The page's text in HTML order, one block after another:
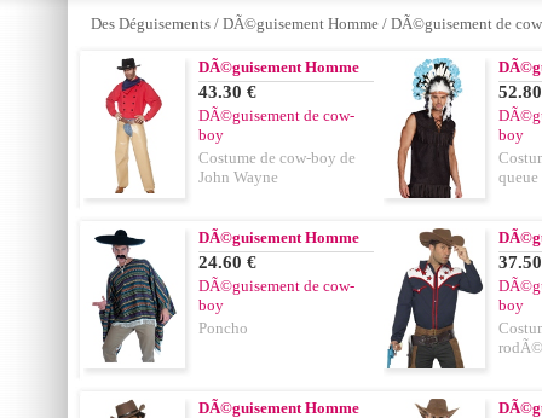
Des Déguisements / DÃ©guisement Homme / DÃ©guisement de
DÃ©guisement Homme
43.30 €
DÃ©guisement de cow-
boy
Costume de cow-boy de
John Wayne
boy
queue
DÃ©guisement Homme
24.60 €
DÃ©guisement de cow-
boy
Poncho
boy
DÃ©guisement Homme